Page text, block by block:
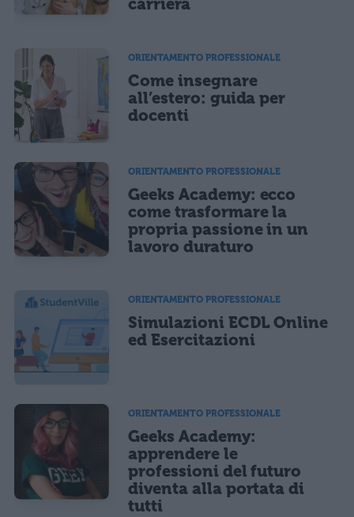
carriera
ORIENTAMENTO PROFESSIONALE
Come insegnare
all’estero: guida per
docenti
ORIENTAMENTO PROFESSIONALE
Geeks Academy: ecco
come trasformare la
propria passione in un
lavoro duraturo
ORIENTAMENTO PROFESSIONALE
Simulazioni ECDL Online
ed Esercitazioni
ORIENTAMENTO PROFESSIONALE
Geeks Academy:
apprendere le
professioni del futuro
diventa alla portata di
tutti